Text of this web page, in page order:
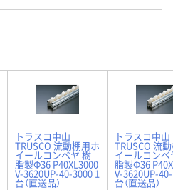
トラスコ中山
TRUSCO 流動棚用ホ
イールコンベヤ 樹
脂製Φ36 P40XL3000
V-3620UP-40-3000 1
台（直送品）
トラスコ中山
TRUSCO 流
イールコンベ
脂製Φ36
V-3620UP-
台（直送品）